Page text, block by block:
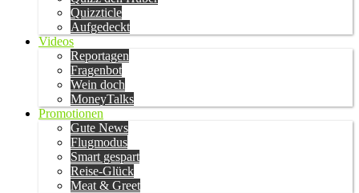
Quizzticle
Aufgedeckt
Videos
Reportagen
Fragenbot
Wein doch
MoneyTalks
Promotionen
Gute News
Flugmodus
Smart gespart
Reise-Glück
Meat & Greet